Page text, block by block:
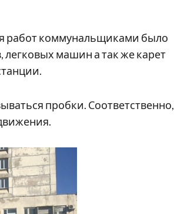
работ коммунальщиками было
легковых машин а так же карет
пробки. Соответственно,